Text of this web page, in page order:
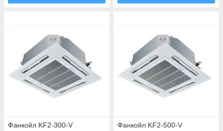
Фанкойл KF2-300-V
Фанкойл KF2-500-V